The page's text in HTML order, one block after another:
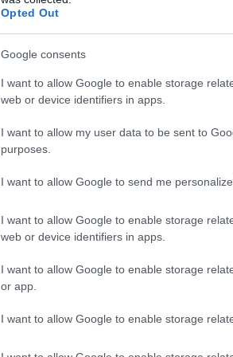
Opted Out
Google consents
I want to allow Google to enable storage
web or device identifiers in apps.
I want to allow my user data to be sent to
purposes.
I want to allow Google to send me
I want to allow Google to enable storage
web or device identifiers in apps.
I want to allow Google to enable storage
or app.
I want to allow Google to enable storage
A tfilin tökéletes eszköznek
nagyon vágyott spirituális
mintájára tfilinmobilok
egyre több zsidó fiatalt
mobil központjuk másra is
csatoltak hozzá. A
területeken kereső zsidó
üzemeltető jesivatanulókhoz
1974 májusában, csupán
izraeli túszt ejtettek az
meggyilkoltak. A szörnyű